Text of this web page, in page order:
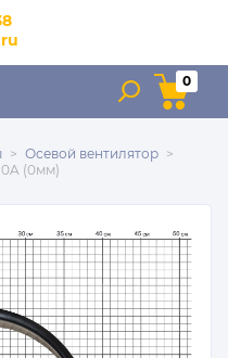
0
Осевой вентилятор
(0мм)